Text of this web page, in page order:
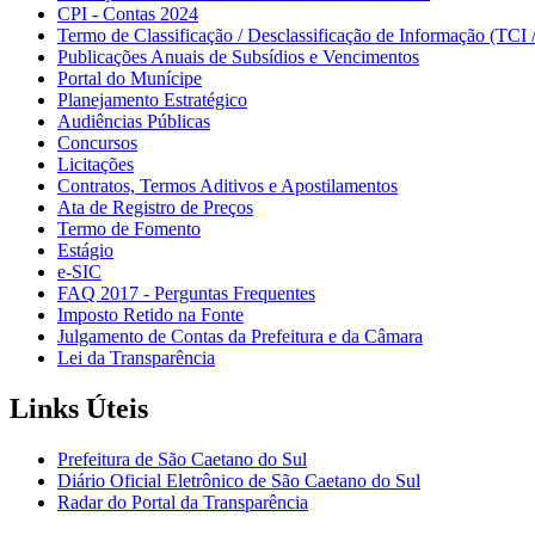
CPI - Contas 2024
Termo de Classificação / Desclassificação de Informação
Publicações Anuais de Subsídios e Vencimentos
Portal do Munícipe
Planejamento Estratégico
Audiências Públicas
Concursos
Licitações
Contratos, Termos Aditivos e Apostilamentos
Ata de Registro de Preços
Termo de Fomento
Estágio
e-SIC
FAQ 2017 - Perguntas Frequentes
Imposto Retido na Fonte
Julgamento de Contas da Prefeitura e da Câmara
Lei da Transparência
Links Úteis
Prefeitura de São Caetano do Sul
Diário Oficial Eletrônico de São Caetano do Sul
Radar do Portal da Transparência